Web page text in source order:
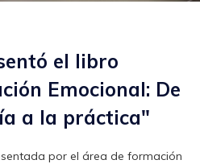
el libro
Emocional: De
a la práctica"
por el área de formación